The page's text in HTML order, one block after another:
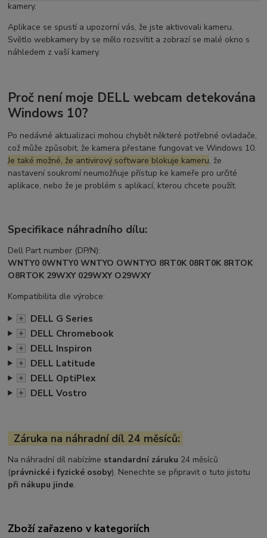
kamery.
Aplikace se spustí a upozorní vás, že jste aktivovali kameru.
Světlo webkamery by se mělo rozsvítit a zobrazí se malé okno s
náhledem z vaší kamery.
Proč není moje DELL webcam detekována
Windows 10?
Po nedávné aktualizaci mohou chybět některé potřebné ovladače,
což může způsobit, že kamera přestane fungovat ve Windows 10.
Je také možné, že antivirový software blokuje kameru, že
nastavení soukromí neumožňuje přístup ke kameře pro určité
aplikace, nebo že je problém s aplikací, kterou chcete použít.
Specifikace náhradního dílu:
Dell Part number (DP/N):
WNTY0 0WNTY0 WNTYO OWNTYO 8RT0K 08RT0K 8RTOK
O8RTOK 29WXY 029WXY O29WXY
Kompatibilita dle výrobce:
+
DELL G Series
+ DELL Chromebook
+ DELL Inspiron
+ DELL Latitude
+ DELL OptiPlex
+ DELL Vostro
Záruka na náhradní díl 24 měsíců:
Na náhradní díl nabízíme standardní záruku 24 měsíců
(právnické i fyzické osoby). Nenechte se připravit o tuto jistotu
při nákupu jinde.
Zboží zařazeno v kategoriích